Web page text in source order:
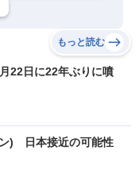
もっと読む
22日に22年ぶりに噴
) 日本接近の可能性